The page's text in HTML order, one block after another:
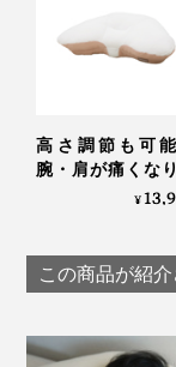
ています。
高さ調節も可能
腕・肩が痛くなり
くい「横向き寝
¥
この商品が紹